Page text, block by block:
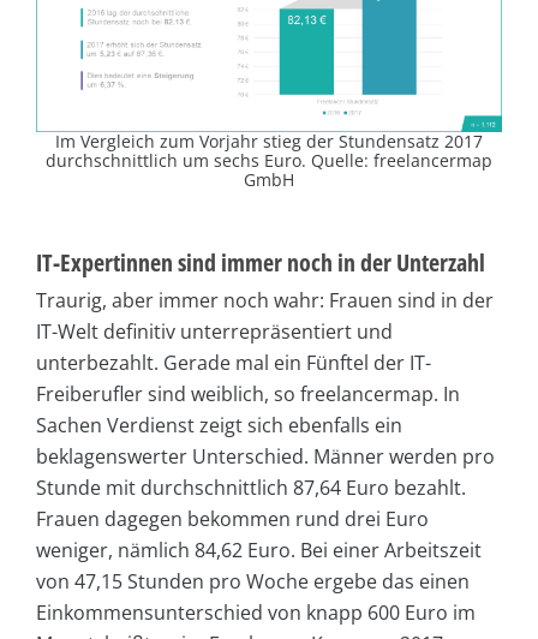
Im Vergleich zum Vorjahr stieg der Stundensatz 2017
durchschnittlich um sechs Euro. Quelle: freelancermap
GmbH
IT-Expertinnen sind immer noch in der Unterzahl
Traurig, aber immer noch wahr: Frauen sind in der
IT-Welt definitiv unterrepräsentiert und
unterbezahlt. Gerade mal ein Fünftel der IT-
Freiberufler sind weiblich, so freelancermap. In
Sachen Verdienst zeigt sich ebenfalls ein
beklagenswerter Unterschied. Männer werden pro
Stunde mit durchschnittlich 87,64 Euro bezahlt.
Frauen dagegen bekommen rund drei Euro
weniger, nämlich 84,62 Euro. Bei einer Arbeitszeit
von 47,15 Stunden pro Woche ergebe das einen
Einkommensunterschied von knapp 600 Euro im